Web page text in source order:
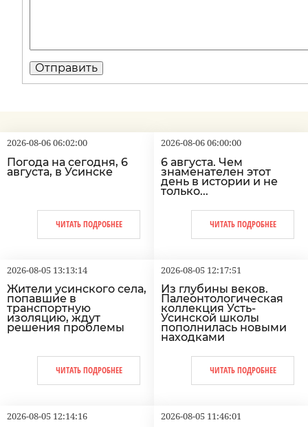
2026-08-06 06:02:00
Погода на сегодня, 6
августа, в Усинске
ЧИТАТЬ ПОДРОБНЕЕ
2026-08-06 06:00:00
6 августа. Чем
знаменателен этот
день в истории и не
только...
ЧИТАТЬ ПОДРОБНЕЕ
2026-08-05 13:13:14
Жители усинского села,
попавшие в
транспортную
изоляцию, ждут
решения проблемы
ЧИТАТЬ ПОДРОБНЕЕ
2026-08-05 12:17:51
Из глубины веков.
Палеонтологическая
коллекция Усть-
Усинской школы
пополнилась новыми
находками
ЧИТАТЬ ПОДРОБНЕЕ
2026-08-05 12:14:16 2026-08-05 11:46:01